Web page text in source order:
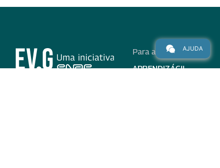
Para alunos
APRENDIZÁGIL
AJUDA